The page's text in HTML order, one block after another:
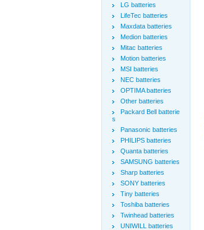
LG batteries
LifeTec batteries
Maxdata batteries
Medion batteries
Mitac batteries
Motion batteries
MSI batteries
NEC batteries
OPTIMA batteries
Other batteries
Packard Bell batterie
s
Panasonic batteries
PHILIPS batteries
Quanta batteries
SAMSUNG batteries
Sharp batteries
SONY batteries
Tiny batteries
Toshiba batteries
Twinhead batteries
UNIWILL batteries